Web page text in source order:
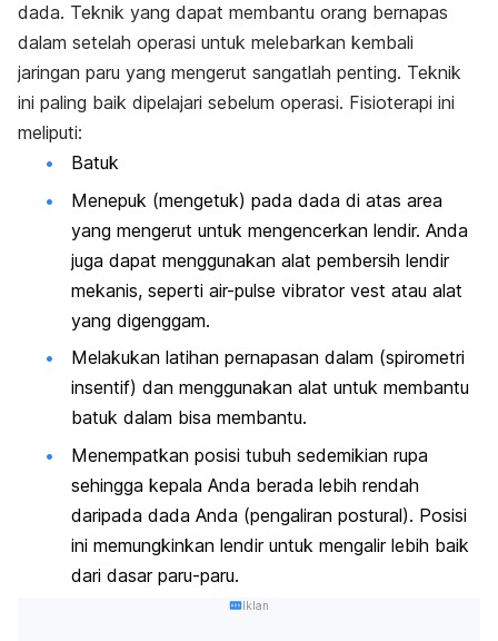
dada. Teknik yang dapat membantu orang bernapas
dalam setelah operasi untuk melebarkan kembali
jaringan paru yang mengerut sangatlah penting. Teknik
ini paling baik dipelajari sebelum operasi. Fisioterapi ini
meliputi:
Batuk
Menepuk (mengetuk) pada dada di atas area
yang mengerut untuk mengencerkan lendir. Anda
juga dapat menggunakan alat pembersih lendir
mekanis, seperti air-pulse vibrator vest atau alat
yang digenggam.
Melakukan latihan pernapasan dalam (spirometri
insentif) dan menggunakan alat untuk membantu
batuk dalam bisa membantu.
Menempatkan posisi tubuh sedemikian rupa
sehingga kepala Anda berada lebih rendah
daripada dada Anda (pengaliran postural). Posisi
ini memungkinkan lendir untuk mengalir lebih baik
dari dasar paru-paru.
Iklan